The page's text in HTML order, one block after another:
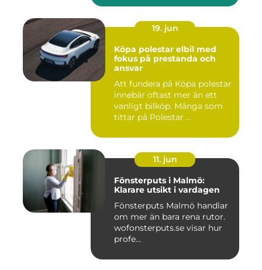
19. jun
Köpa polestar elbil med
fokus på prestanda och
ansvar
Att fundera på Köpa polestar
innebär oftast mer än ett
vanligt bilköp. Många som
tittar på Polestar ...
11. jun
Fönsterputs i Malmö:
Klarare utsikt i vardagen
Fönsterputs Malmö handlar
om mer än bara rena rutor.
wofonsterputs.se visar hur
profe...